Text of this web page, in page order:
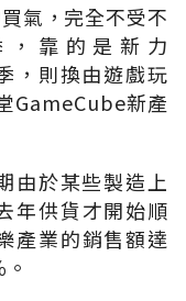
氣，完全不受不
靠的是新力
，則換由遊戲玩
GameCube新產
由於某些製造上
年供貨才開始順
產業的銷售額達